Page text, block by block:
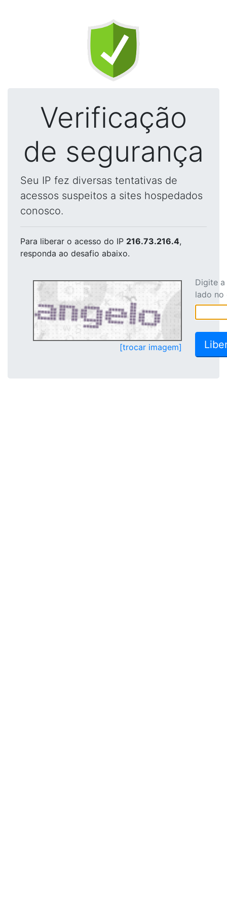
Verificação
de segurança
Seu IP fez diversas tentativas de
acessos suspeitos a sites hospedados
conosco.
Para liberar o acesso do IP 216.73.216.4,
responda ao desafio abaixo.
[trocar imagem]
Digite
lado no